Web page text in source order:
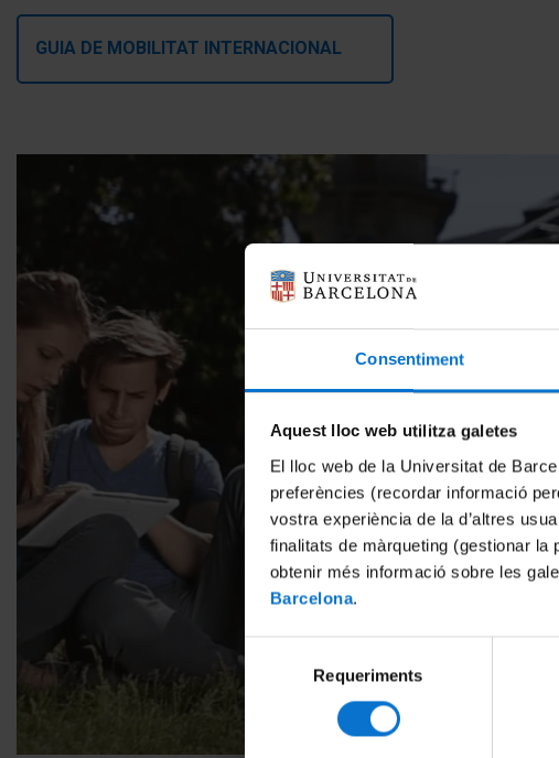
Consentiment
Aquest lloc web utilitza galetes
El lloc web de la Universitat de
preferències (recordar informació
vostra experiència de la d’altres
finalitats de màrqueting (gestionar la
obtenir més informació sobre les
Barcelona.
consentiment
Requeriments
GUIA DE MOBILITAT INTERNACIONAL